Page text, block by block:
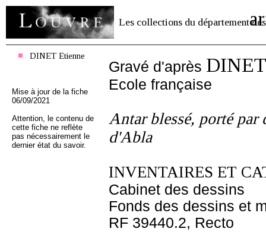
Les collections du département des
DINET Etienne
Mise à jour de la fiche
06/09/2021
Attention, le contenu de
cette fiche ne reflète
pas nécessairement le
dernier état du savoir.
Gravé d'après
Ecole française
Antar blessé, porté par
d'Abla
INVENTAIRES ET
Cabinet des dessins
Fonds des dessins et
RF 39440.2, Recto